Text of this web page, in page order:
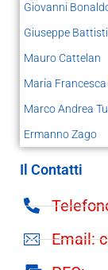
Giovanni
Giuseppe
Mauro Cattelan
Maria
Marco Andrea
Ermanno Zago
Il Contatti
Email: